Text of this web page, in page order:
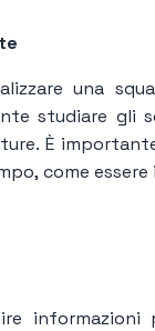
una
studiare gli
È
come
informazioni